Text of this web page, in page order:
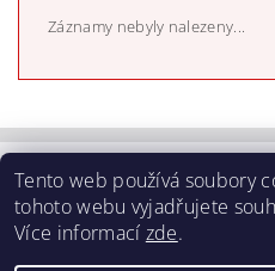
Záznamy nebyly nalezeny...
Kvalitní norské prádlo z
Tento web používá soubory
tohoto webu vyjadřujete
Více informací zde.